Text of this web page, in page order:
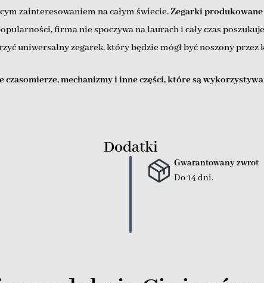
zainteresowaniem na całym świecie.Zegarki
firma nie spoczywa na laurach i cały czas
uniwersalny zegarek, który będzie mógł być noszony przez
mechanizmy i inne części, które są
Dodatki
Gwarantowany zwrot
Do 14 dni.